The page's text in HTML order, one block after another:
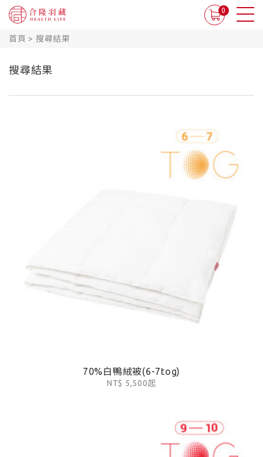
0
首頁 > 搜尋結果
搜尋結果
70%白鴨絨被(6-7tog)
NT$ 5,500起